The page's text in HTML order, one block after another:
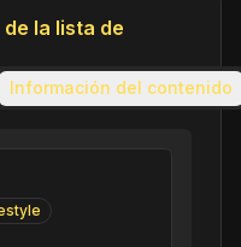
la lista de
Información del contenido